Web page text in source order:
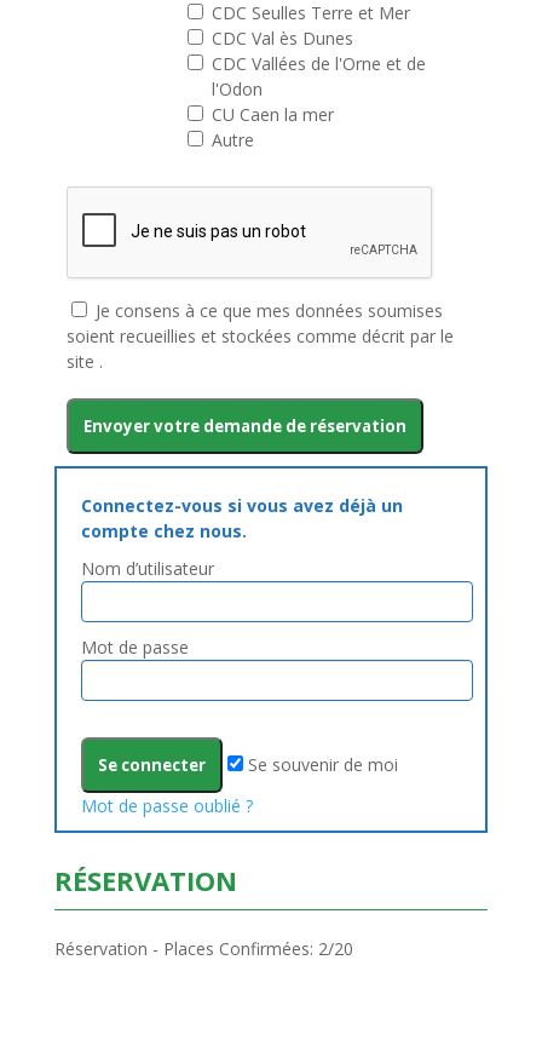
CDC Seulles Terre et Mer
CDC Val ès Dunes
CDC Vallées de l'Orne et de
l'Odon
CU Caen la mer
Autre
Je consens à ce que mes données soumises
soient recueillies et stockées comme décrit par le
site .
Connectez-vous si vous avez déjà un
compte chez nous.
Nom d’utilisateur
Mot de passe
Se souvenir de moi
Mot de passe oublié ?
RÉSERVATION
Réservation - Places Confirmées: 2/20